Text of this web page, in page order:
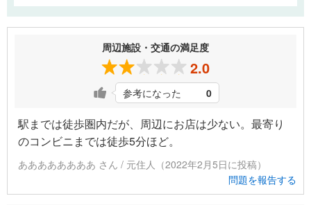
周辺施設・交通の満足度
2.0
参考になった 0
駅までは徒歩圏内だが、周辺にお店は少ない。最寄り
のコンビニまでは徒歩5分ほど。
ああああああああ さん / 元住人（2022年2月5日に投稿）
問題を報告する